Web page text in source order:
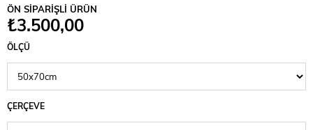
ÖN SİPARİŞLİ ÜRÜN
₺3.500,00
ÖLÇÜ
ÇERÇEVE